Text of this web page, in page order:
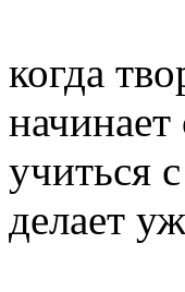
когда
учиться
делает